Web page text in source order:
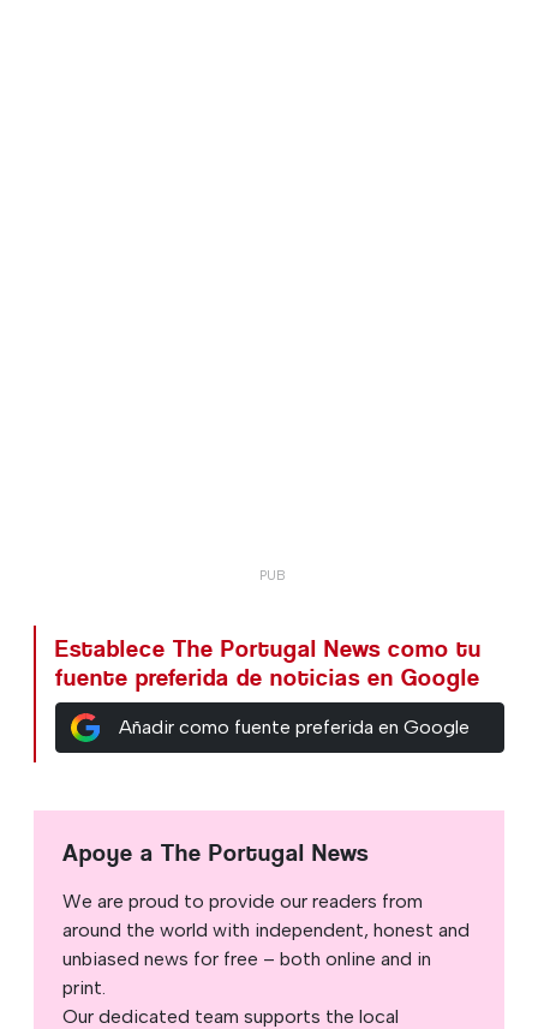
Establece The Portugal News como tu
fuente preferida de noticias en Google
Añadir como fuente preferida en Google
Apoye a The Portugal News
We are proud to provide our readers from
around the world with independent, honest and
unbiased news for free – both online and in
print.
Our dedicated team supports the local